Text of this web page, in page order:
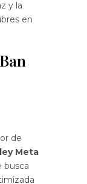
y la
en
de
Meta
busca